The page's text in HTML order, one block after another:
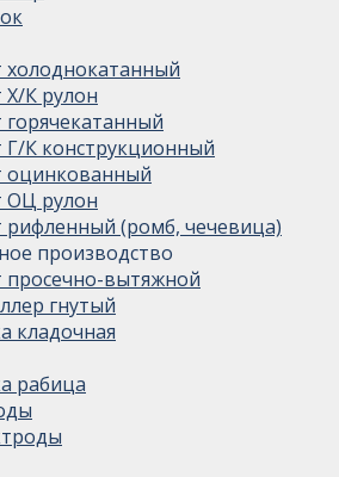
холоднокатанный
Х/К рулон
горячекатанный
Г/К конструкционный
оцинкованный
ОЦ рулон
рифленный (ромб, чечевица)
производство
просечно-вытяжной
гнутый
кладочная
рабица